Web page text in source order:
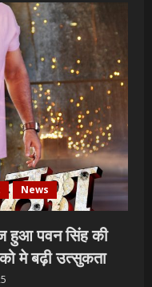
News
हुआ पवन सिंह की
मे बढ़ी उत्सुकता